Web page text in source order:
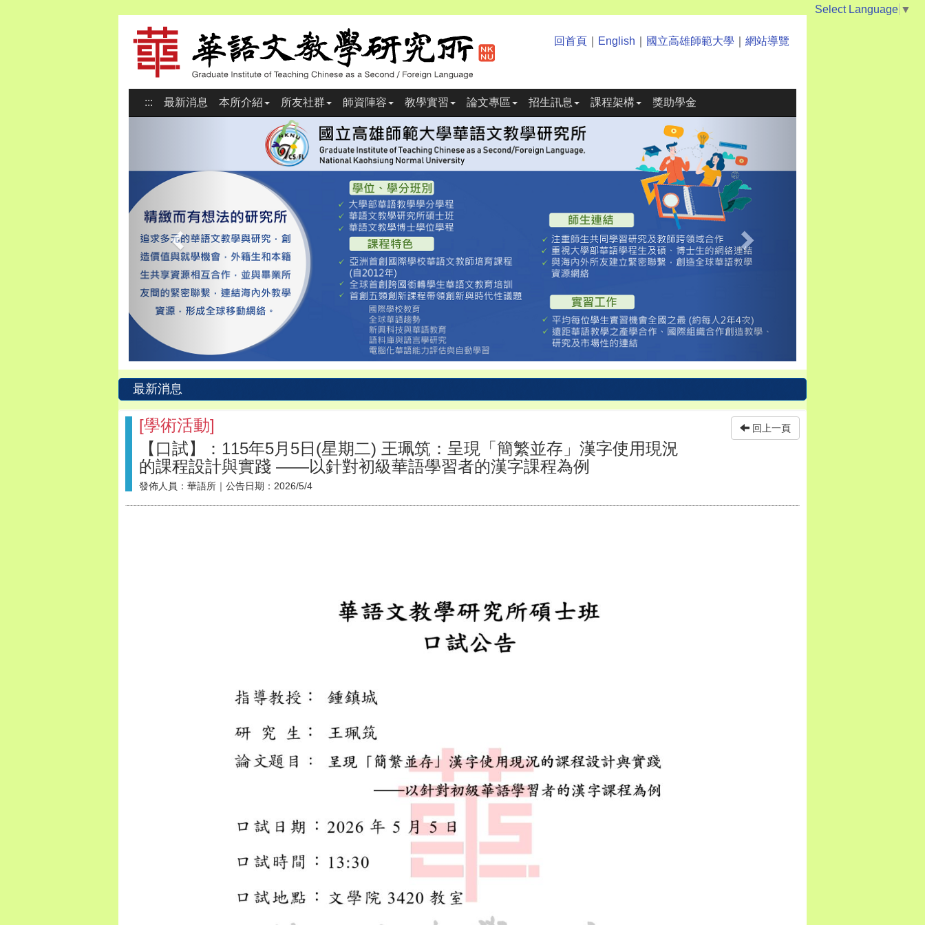
Select Language ▼
回首頁 English 國立高雄師範大學 網站導覽
::: 最新消息 本所介紹 所友社群 師資陣容 教學實習 論文專區 招生訊息 課程架構 獎助學金
最新消息
[學術活動]
【口試】：115年5月5日(星期二) 王珮筑：呈現「簡繁並存」漢字使⽤現況
的課程設計與實踐 ——以針對初級華語學習者的漢字課程為例
發佈人員： 華語所 ｜公告日期： 2026/5/4
回上一頁